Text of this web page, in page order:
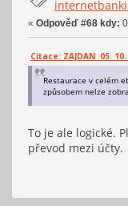
« Odpověď #68 kdy:
Citace: ZAJDAN 05. 10.
Restaurace v celém
způsobem nelze
To je ale logické.
převod mezi účty.